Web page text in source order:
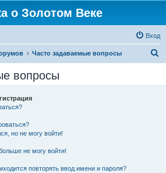
о Золотом Веке
Вход
Часто задаваемые вопросы
вопросы
но не могу войти!
не могу войти!
повторять ввод имени и пароля?